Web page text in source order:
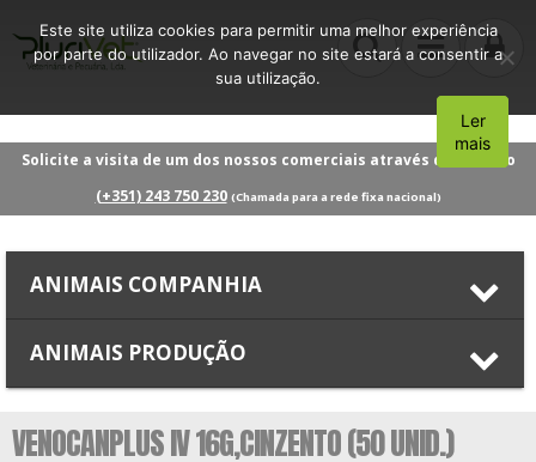
Solicite a visita de um dos nossos comerciais através do número
(+351) 243 750 230 (Chamada para a rede fixa nacional)
ANIMAIS COMPANHIA
ANIMAIS PRODUÇÃO
VENOCANPLUS IV 16G,CINZENTO (50 UNID.)
Este site utiliza cookies para permitir uma melhor experiência
por parte do utilizador. Ao navegar no site estará a consentir a
sua utilização.
Aceito
Ler
mais